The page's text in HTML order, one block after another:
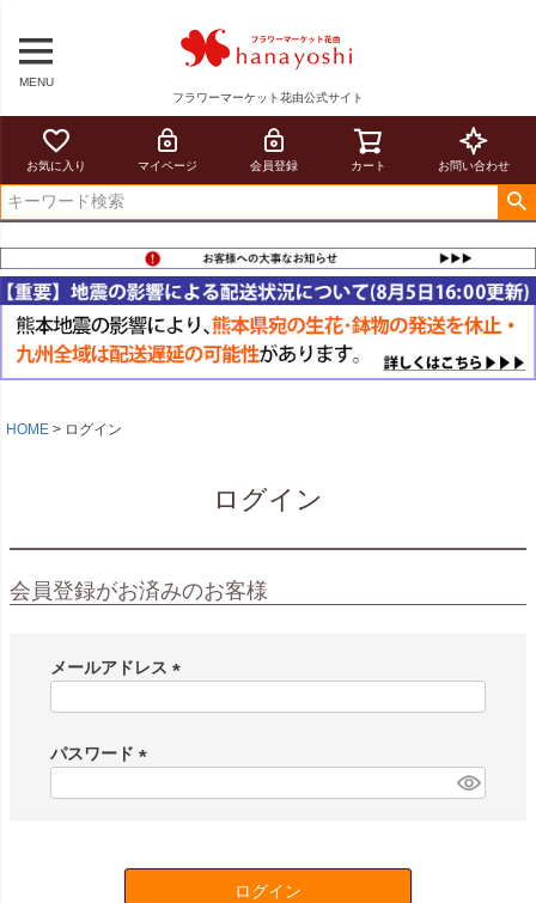
MENU
フラワーマーケット花由公式サイト
お気に入り マイページ 会員登録 カート お問い合わせ
HOME ログイン
ログイン
会員登録がお済みのお客様
メールアドレス
)
パスワード
ログイン